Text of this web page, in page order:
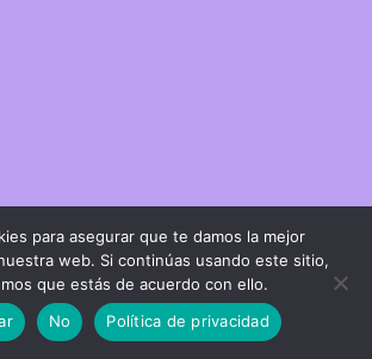
para asegurar que te damos la mejor
web. Si continúas usando este sitio,
que estás de acuerdo con ello.
No Política de privacidad